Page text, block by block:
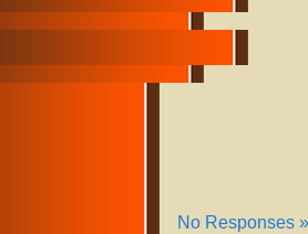
No Responses »